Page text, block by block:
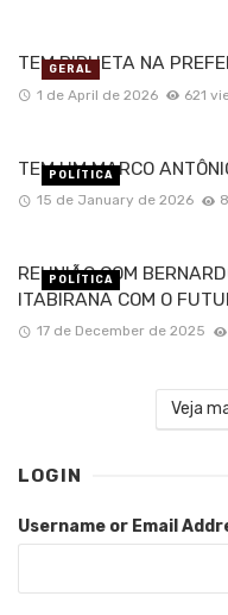
TEM PIRUETA NA
1 de April de 2026 621
GERAL
TEM UM MARCO
15 de January de 2026
POLÍTICA
REUNIÃO COM
ITABIRANA COM O
17 de December de 2025
POLÍTICA
Veja
LOGIN
Username or Email